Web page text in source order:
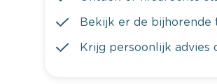
Bekijk er de
Krijg persoonlijk advies